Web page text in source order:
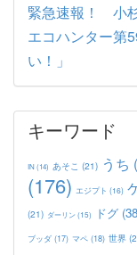
緊急速報！ 小
エコハンター第
い！」
キーワード
IN(14) あそこ (21) うち
(176) エジプト (16)
(21) ダーリン(15) ドグ
ブッダ (17) マペ (18) 世界